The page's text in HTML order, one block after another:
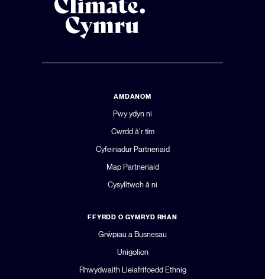
AMDANOM
Pwy ydyn ni
Cwrdd â’r tîm
Cyfeiriadur Partneriaid
Map Partneriaid
Cysylltwch â ni
FFYRDD O GYMRYD RHAN
Grŵpiau a Busnesau
Unigolion
Rhwydwaith Lleiafrifoedd Ethnig